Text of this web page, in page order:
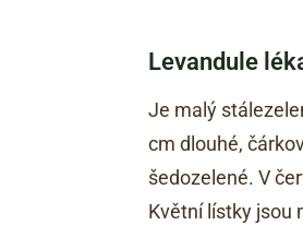
Levandule
Je malý
cm dlouhé,
šedozelené. V
Květní lístky jsou